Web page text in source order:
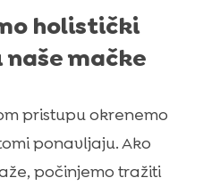
holistički
mačke
pristupu okrenemo
ponavljaju. Ako
počinjemo tražiti